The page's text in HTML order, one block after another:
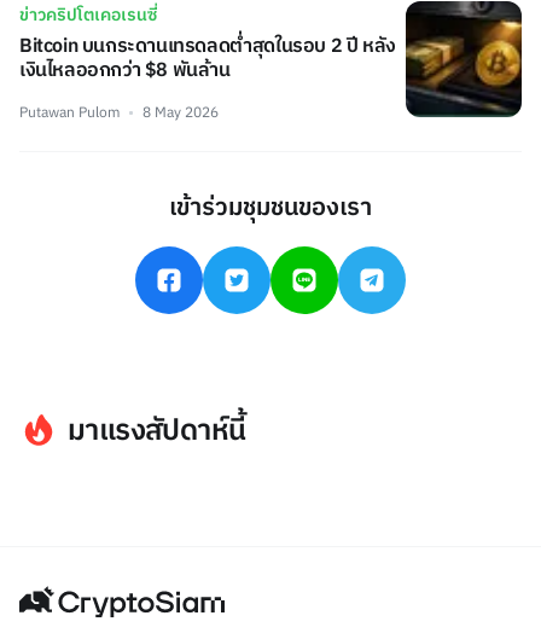
ข่าวคริปโตเคอเรนซี่
Bitcoin บนกระดานเทรดลดต่ำสุดในรอบ 2 ปี หลัง
เงินไหลออกกว่า $8 พันล้าน
Putawan Pulom 8 May 2026
เข้าร่วมชุมชนของเรา
มาแรงสัปดาห์นี้